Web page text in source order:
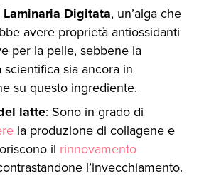
Laminaria Digitata, un’alga che
avere proprietà antiossidanti
per la pelle, sebbene la
scientifica sia ancora in
su questo ingrediente.
latte: Sono in grado di
la produzione di collagene e
il rinnovamento
l’invecchiamento.